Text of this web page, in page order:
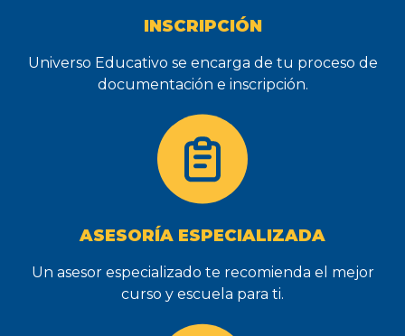
INSCRIPCIÓN
Universo Educativo se encarga de tu proceso de
documentación e inscripción.
ASESORÍA ESPECIALIZADA
Un asesor especializado te recomienda el mejor
curso y escuela para ti.